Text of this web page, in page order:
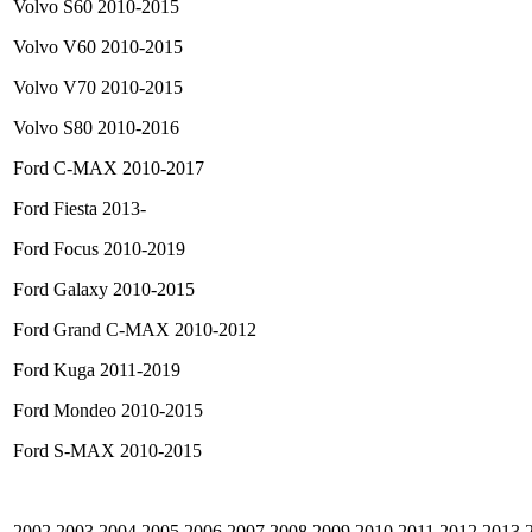
Volvo S60 2010-2015
Volvo V60 2010-2015
Volvo V70 2010-2015
Volvo S80 2010-2016
Ford C-MAX 2010-2017
Ford Fiesta 2013-
Ford Focus 2010-2019
Ford Galaxy 2010-2015
Ford Grand C-MAX 2010-2012
Ford Kuga 2011-2019
Ford Mondeo 2010-2015
Ford S-MAX 2010-2015